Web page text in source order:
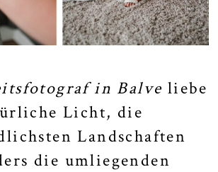
in Balve liebe
Licht, die
Landschaften
die umliegenden